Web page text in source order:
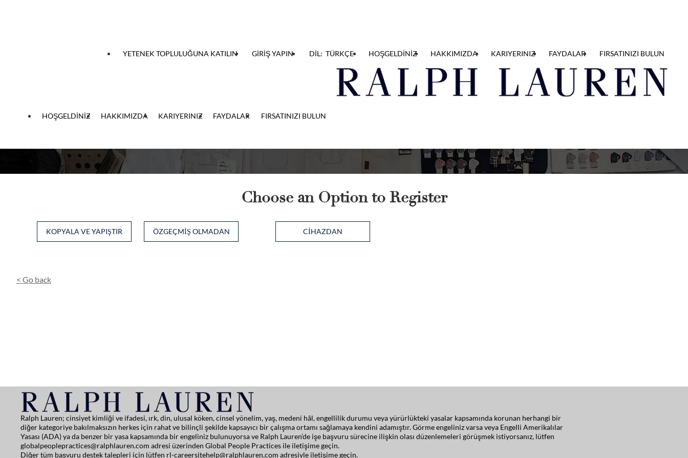
HOŞGELDİNİZ HAKKIMIZDA KARIYERINIZ FAYDALAR FIRSATINIZI BULUN
YETENEK TOPLULUĞUNA KATILIN GİRİŞ YAPIN DİL: TÜRKÇE HOŞGELDİNİZ HAKKIMIZDA KARIYERINIZ FAYDALAR FIRSATINIZI BULUN
Kaydolun
Choose an Option to Register
KOPYALA VE YAPIŞTIR ÖZGEÇMIŞ OLMADAN
CV'yi daha sonra yükleyin
CIHAZDAN
CV dosyasını yükle
< Go back
Ralph Lauren; cinsiyet kimliği ve ifadesi, ırk, din, ulusal köken, cinsel yönelim, yaş, medeni hâl, engellilik durumu veya yürürlükteki yasalar kapsamında korunan herhangi bir
diğer kategoriye bakılmaksızın herkes için rahat ve bilinçli şekilde kapsayıcı bir çalışma ortamı sağlamaya kendini adamıştır. Görme engeliniz varsa veya Engelli Amerikalılar
Yasası (ADA) ya da benzer bir yasa kapsamında bir engeliniz bulunuyorsa ve Ralph Lauren’de işe başvuru sürecine ilişkin olası düzenlemeleri görüşmek istiyorsanız, lütfen
globalpeoplepractices@ralphlauren.com adresi üzerinden Global People Practices ile iletişime geçin.
Diğer tüm başvuru destek talepleri için lütfen rl-careersitehelp@ralphlauren.com adresiyle iletişime geçin.